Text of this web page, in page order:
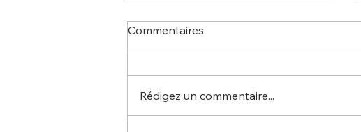
Commentaires
Rédigez un commentaire...